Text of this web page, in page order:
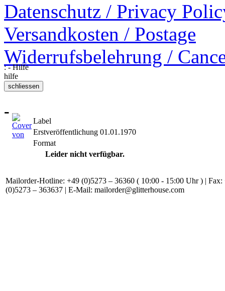
Datenschutz / Privacy
Versandkosten / Postage
Widerrufsbelehrung /
: - Hilfe
hilfe
-
Label
Erstveröffentlichung 01.01.1970
Format
Leider nicht verfügbar.
Mailorder-Hotline: +49 (0)5273 – 36360 ( 10:00 - 15:00 Uhr ) | Fax:
(0)5273 – 363637 | E-Mail: mailorder@glitterhouse.com